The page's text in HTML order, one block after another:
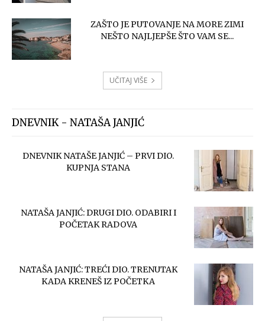
ZAŠTO JE PUTOVANJE NA MORE ZIMI
NEŠTO NAJLJEPŠE ŠTO VAM SE...
UČITAJ VIŠE
DNEVNIK - NATAŠA JANJIĆ
DNEVNIK NATAŠE JANJIĆ – PRVI DIO.
KUPNJA STANA
NATAŠA JANJIĆ: DRUGI DIO. ODABIRI I
POČETAK RADOVA
NATAŠA JANJIĆ: TREĆI DIO. TRENUTAK
KADA KRENEŠ IZ POČETKA